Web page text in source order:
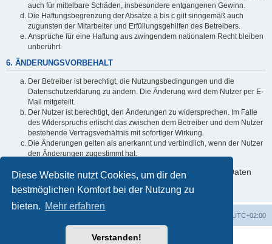
Diese Website nutzt Cookies, um dir den
bestmöglichen Komfort bei der Nutzung zu
bieten. Mehr erfahren
Verstanden!
auch für mittelbare Schäden, insbesondere entgangenen Gewinn.
Die Haftungsbegrenzung der Absätze a bis c gilt sinngemäß auch
zugunsten der Mitarbeiter und Erfüllungsgehilfen des Betreibers.
Ansprüche für eine Haftung aus zwingendem nationalem Recht bleiben
unberührt.
6. ÄNDERUNGSVORBEHALT
Der Betreiber ist berechtigt, die Nutzungsbedingungen und die
Datenschutzerklärung zu ändern. Die Änderung wird dem Nutzer per E-
Mail mitgeteilt.
Der Nutzer ist berechtigt, den Änderungen zu widersprechen. Im Falle
des Widerspruchs erlischt das zwischen dem Betreiber und dem Nutzer
bestehende Vertragsverhältnis mit sofortiger Wirkung.
Die Änderungen gelten als anerkannt und verbindlich, wenn der Nutzer
den Änderungen zugestimmt hat.
Informationen über den Umgang mit deinen persönlichen Daten
sind in der Datenschutzerklärung enthalten.
UTC+02:00
Powered byphpBB® Forum Software © phpBB Limited